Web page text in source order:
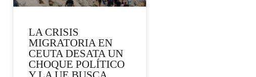
LA CRISIS
MIGRATORIA EN
CEUTA DESATA UN
CHOQUE POLÍTICO